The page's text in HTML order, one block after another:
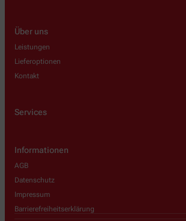
Über uns
Leistungen
Lieferoptionen
Kontakt
Services
Informationen
AGB
Datenschutz
Impressum
Barrierefreiheitserklärung